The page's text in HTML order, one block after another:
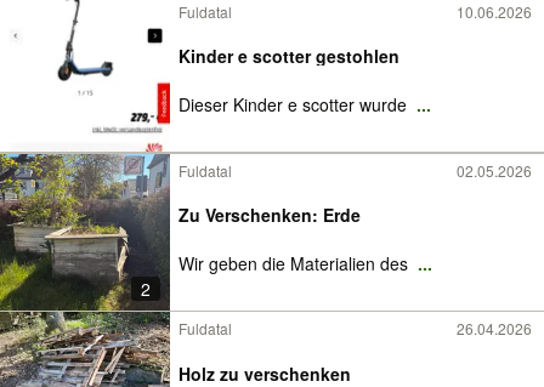
Fuldatal 10.06.2026
Kinder e scotter gestohlen
Dieser Kinder e scotter wurde ...
2
Fuldatal 02.05.2026
Zu Verschenken: Erde
Wir geben die Materialien des ...
Fuldatal 26.04.2026
Holz zu verschenken